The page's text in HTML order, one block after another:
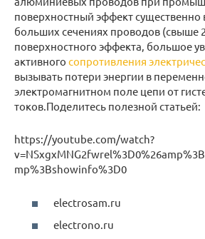
поверхностный эффект существенно
больших сечениях проводов (свыше
поверхностного эффекта, большое
активного сопротивления
вызывать потери энергии в
электромагнитном поле цепи от
токов.Поделитесь полезной статьей:
https://youtube.com/watch?
mp%3Bshowinfo%3D0
electrosam.ru
electrono.ru